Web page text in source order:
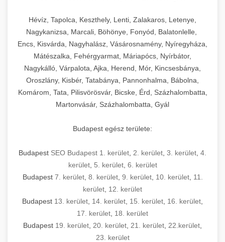
Hévíz, Tapolca, Keszthely, Lenti, Zalakaros, Letenye,
Nagykanizsa, Marcali, Böhönye, Fonyód, Balatonlelle,
Encs, Kisvárda, Nagyhalász, Vásárosnamény, Nyíregyháza,
Mátészalka, Fehérgyarmat, Máriapócs, Nyírbátor,
Nagykálló, Várpalota, Ajka, Herend, Mór, Kincsesbánya,
Oroszlány, Kisbér, Tatabánya, Pannonhalma, Bábolna,
Komárom, Tata, Pilisvörösvár, Bicske, Érd, Százhalombatta,
Martonvásár, Százhalombatta, Gyál
Budapest egész területe:
Budapest SEO Budapest 1. kerület 2. kerület 3. kerület 4.
kerület, 5. kerület, 6. kerület
Budapest 7. kerület, 8. kerület, 9. kerület, 10. kerület, 11.
kerület 12. kerület
Budapest 13. kerület 14. kerület 15. kerület 16. kerület
17. kerület 18. kerület
Budapest 19. kerület 20. kerület 21. kerület 22.kerület
23. kerület